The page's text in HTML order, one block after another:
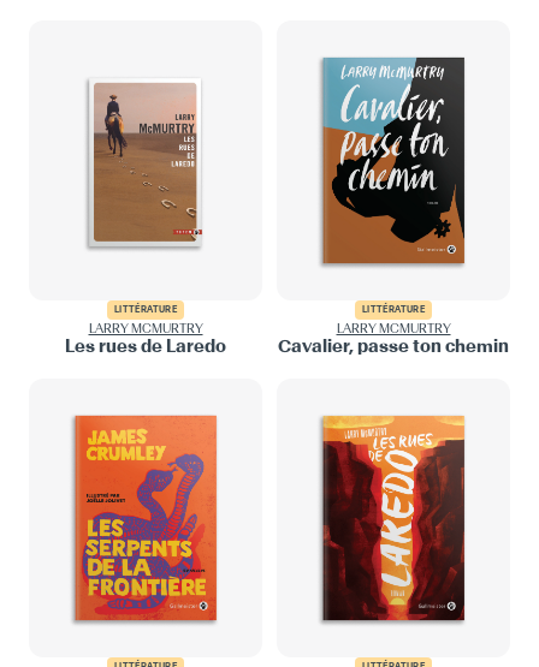
LITTÉRATURE
LARRY MCMURTRY
Les rues de Laredo
LITTÉRATURE
LARRY MCMURTRY
Cavalier, passe ton chemin